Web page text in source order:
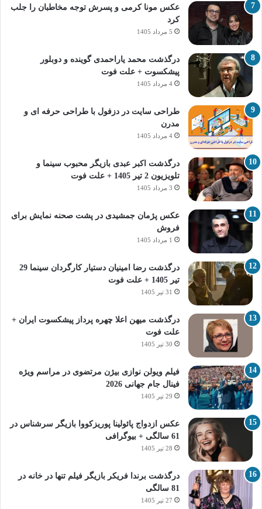
عکس مونا کرمی و پسرش توجه مخاطبان را جلب
کرد
5 مرداد 1405
درگذشت محمد یاراحمدی گوینده و دوبلور
پیشکسوت + علت فوت
4 مرداد 1405
طراحی سایت در دزفول با طراحی حرفه‌ ای و
مدرن
4 مرداد 1405
درگذشت اکبر عبدی بازیگر محبوب سینما و
تلویزیون 2 تیر 1405 + علت فوت
3 مرداد 1405
عکس پژمان جمشیدی در پشت صحنه نمایش برای
فروش
1 مرداد 1405
درگذشت رضا امینیان دستیار کارگردان سینما 29
تیر 1405 + علت فوت
31 تیر 1405
درگذشت میهن اعلا چهره پرداز پیشکسوت ایران +
علت فوت
30 تیر 1405
فیلم ویولن نوازی بیژن مرتضوی در مراسم ویژه
فینال جام جهانی 2026
29 تیر 1405
عکس ازدواج پائولینا پوریزکووا بازیگر سرشناس در
61 سالگی + بیوگرافی
28 تیر 1405
درگذشت برندا فریکر بازیگر فیلم تنها در خانه در
81 سالگی
27 تیر 1405